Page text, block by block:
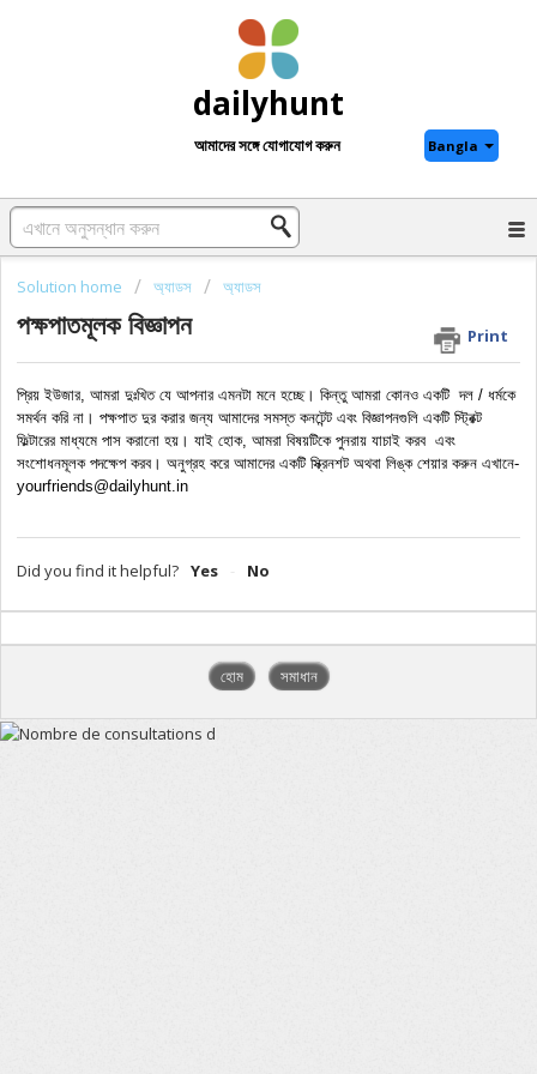
dailyhunt
আমাদের সঙ্গে যোগাযোগ করুন Bangla
Solution home অ্যাডস অ্যাডস
পক্ষপাতমূলক বিজ্ঞাপন Print
প্রিয় ইউজার, আমরা দুঃখিত যে আপনার এমনটা মনে হচ্ছে। কিন্তু আমরা কোনও একটি  দল / ধর্মকে
সমর্থন করি না। পক্ষপাত দুর করার জন্য আমাদের সমস্ত কনটেন্ট এবং বিজ্ঞাপনগুলি একটি স্ট্রিক্ট
ফিল্টারের মাধ্যমে পাস করানো হয়। যাই হোক, আমরা বিষয়টিকে পুনরায় যাচাই করব  এবং
সংশোধনমূলক পদক্ষেপ করব। অনুগ্রহ করে আমাদের একটি স্ক্রিনশট অথবা লিঙ্ক শেয়ার করুন এখানে-
yourfriends@dailyhunt.in
Did you find it helpful? Yes No
হোম সমাধান